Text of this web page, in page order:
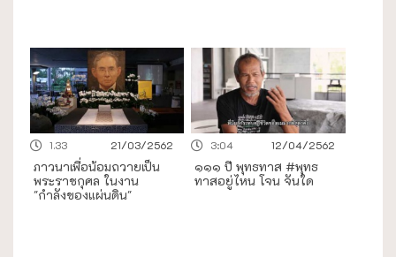
21/03/2562
1.33
ภาวนาเพื่อน้อมถวายเป็น
พระราชกุศล ในงาน
"กำลังของแผ่นดิน"
12/04/2562
3:04
๑๑๑ ปี พุทธทาส #พุทธ
ทาสอยู่ไหน โจน จันใด